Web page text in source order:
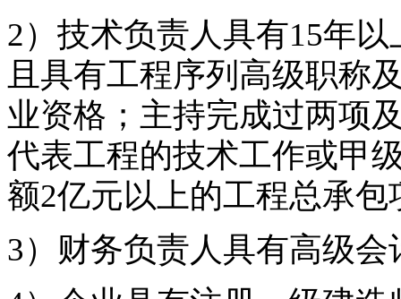
2）技术负责人具有15年
且具有工程序列高级职称
业资格；主持完成过两项
代表工程的技术工作或甲
额2亿元以上的工程总承包
3）财务负责人具有高级